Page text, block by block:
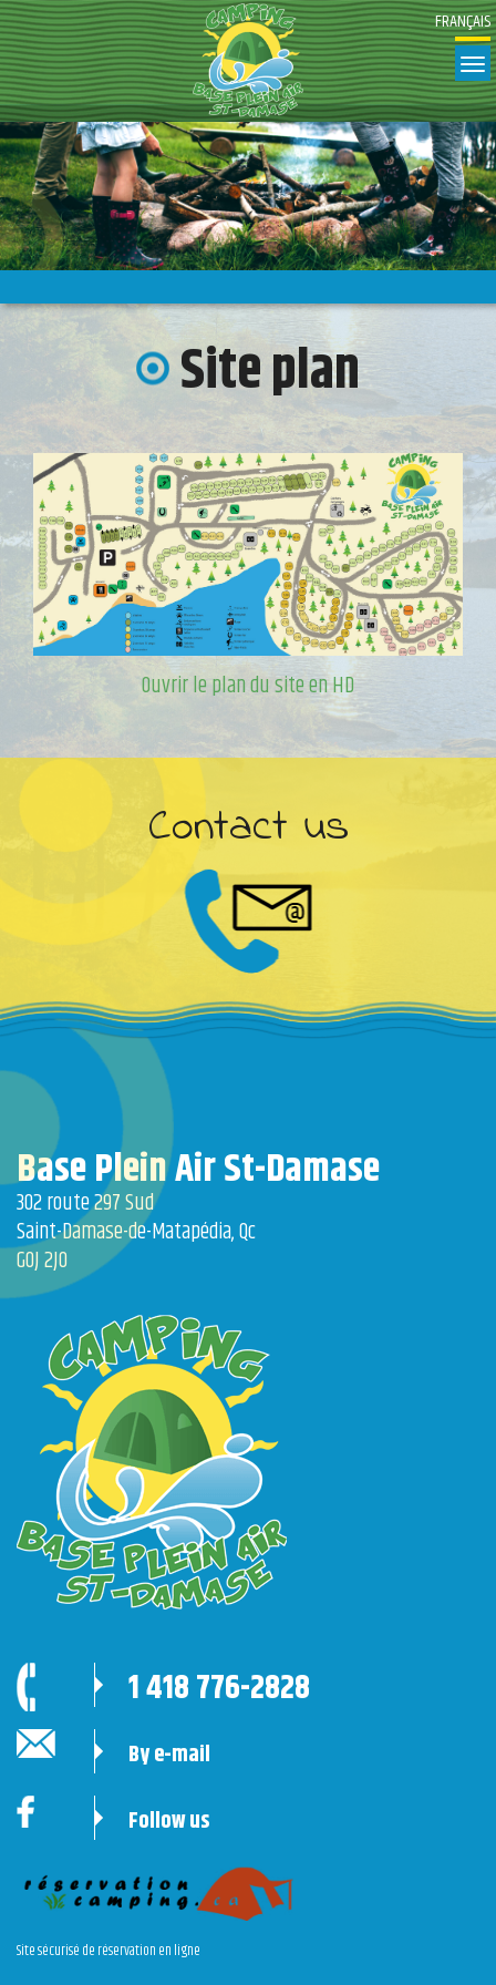
FRANÇAIS
Site plan
Ouvrir le plan du site en HD
Contact us
Base Plein Air St-Damase
302 route 297 Sud
Saint-Damase-de-Matapédia, Qc
G0J 2J0
1 418 776-2828
By e-mail
Follow us
Site sécurisé de réservation en ligne